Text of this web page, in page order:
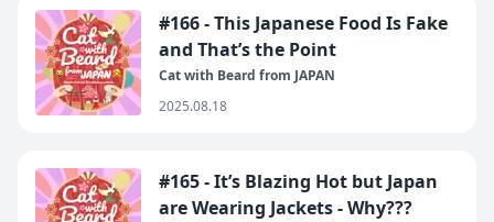
#166 - This Japanese Food Is Fake
and That’s the Point
Cat with Beard from JAPAN
2025.08.18
#165 - It’s Blazing Hot but Japan
are Wearing Jackets - Why???